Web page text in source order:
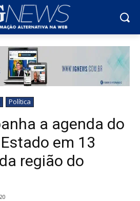
Política
a agenda do
em 13
região do